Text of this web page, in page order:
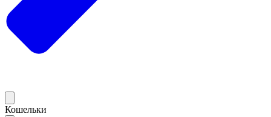
Кошельки